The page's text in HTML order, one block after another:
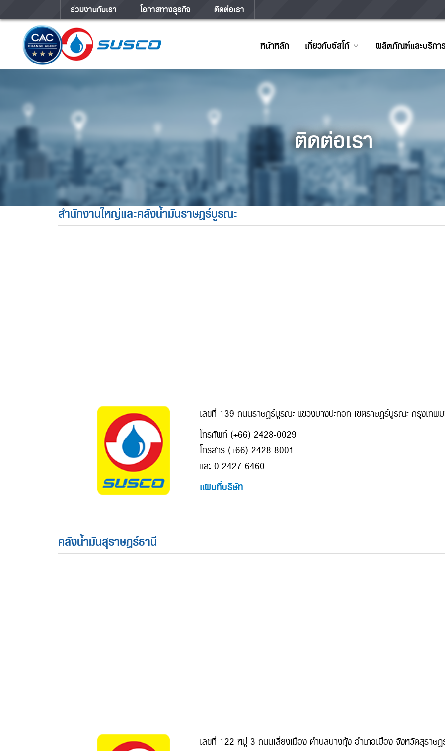
ร่วมงานกับเรา โอกาสทางธุรกิจ ติดต่อเรา
หน้าหลัก เกี่ยวกับซัสโก้ ผลิตภัณฑ์และบริการ
ติดต่อเรา
สำนักงานใหญ่และคลังน้ำมันราษฎร์บูรณะ
เลขที่ 139 ถนนราษฎร์บูรณะ แขวงบางปะกอก เขตราษฎร์บูรณะ กรุงเทพ
โทรศัพท์ (+66) 2428-0029
โทรสาร (+66) 2428 8001
และ 0-2427-6460
แผนที่บริษัท
คลังน้ำมันสุราษฎร์ธานี
เลขที่ 122 หมู่ 3 ถนนเลี่ยงเมือง ตำบลบางกุ้ง อำเภอเมือง จังหวัดสุราษ